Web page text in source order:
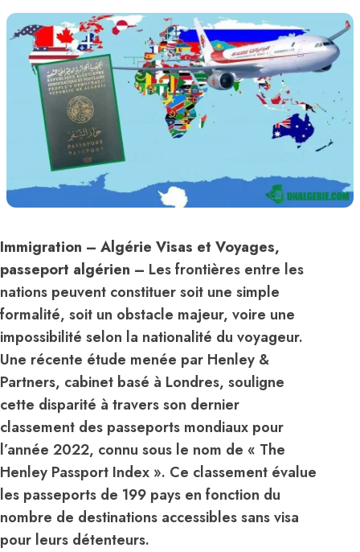
Immigration – Algérie Visas et Voyages,
passeport algérien – Les frontières entre les
nations peuvent constituer soit une simple
formalité, soit un obstacle majeur, voire une
impossibilité selon la nationalité du voyageur.
Une récente étude menée par Henley &
Partners, cabinet basé à Londres, souligne
cette disparité à travers son dernier
classement des passeports mondiaux pour
l’année 2022, connu sous le nom de « The
Henley Passport Index ». Ce classement évalue
les passeports de 199 pays en fonction du
nombre de destinations accessibles sans visa
pour leurs détenteurs.